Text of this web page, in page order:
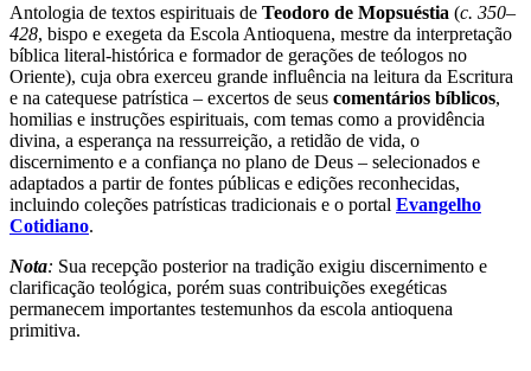
Antologia de textos espirituais de Teodoro de Mopsuéstia (c. 350–
428, bispo e exegeta da Escola Antioquena, mestre da interpretação
bíblica literal-histórica e formador de gerações de teólogos no
Oriente), cuja obra exerceu grande influência na leitura da Escritura
e na catequese patrística – excertos de seus comentários bíblicos,
homilias e instruções espirituais, com temas como a providência
divina, a esperança na ressurreição, a retidão de vida, o
discernimento e a confiança no plano de Deus – selecionados e
adaptados a partir de fontes públicas e edições reconhecidas,
incluindo coleções patrísticas tradicionais e o portal Evangelho
Cotidiano.
Nota: Sua recepção posterior na tradição exigiu discernimento e
clarificação teológica, porém suas contribuições exegéticas
permanecem importantes testemunhos da escola antioquena
primitiva.